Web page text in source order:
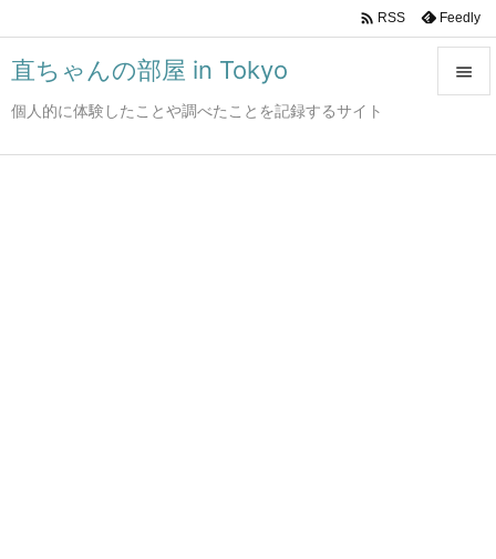
直ちゃんの部屋 in Tokyo
個人的に体験したことや調べたことを記録するサイト

 RSS Feedly